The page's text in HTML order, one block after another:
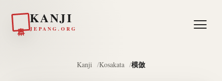
KANJI
JEPANG.ORG
Kanji Kosakata 模倣